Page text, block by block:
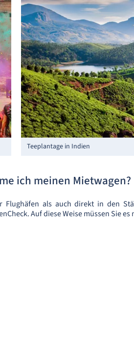
Teeplantage in Indien
ich meinen Mietwagen?
als auch direkt in den
Auf diese Weise müssen Sie